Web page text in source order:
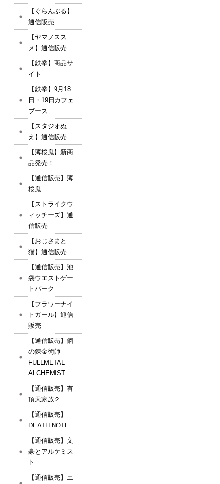
【ぐらんぶる】
通信販売
【ヤマノスス
メ】通信販売
【鉄拳】商品サ
イト
【鉄拳】9月18
日・19日カフェ
ブース
【スタジオぬ
え】通信販売
【薄桜鬼】新商
品発売！
【通信販売】薄
桜鬼
【ストライクウ
ィッチーズ】通
信販売
【おじさまと
猫】通信販売
【通信販売】池
袋ウエストゲー
トパーク
【フラワーナイ
トガール】通信
販売
【通信販売】鋼
の錬金術師
FULLMETAL
ALCHEMIST
【通信販売】有
頂天家族２
【通信販売】
DEATH NOTE
【通信販売】文
豪とアルケミス
ト
【通信販売】エ